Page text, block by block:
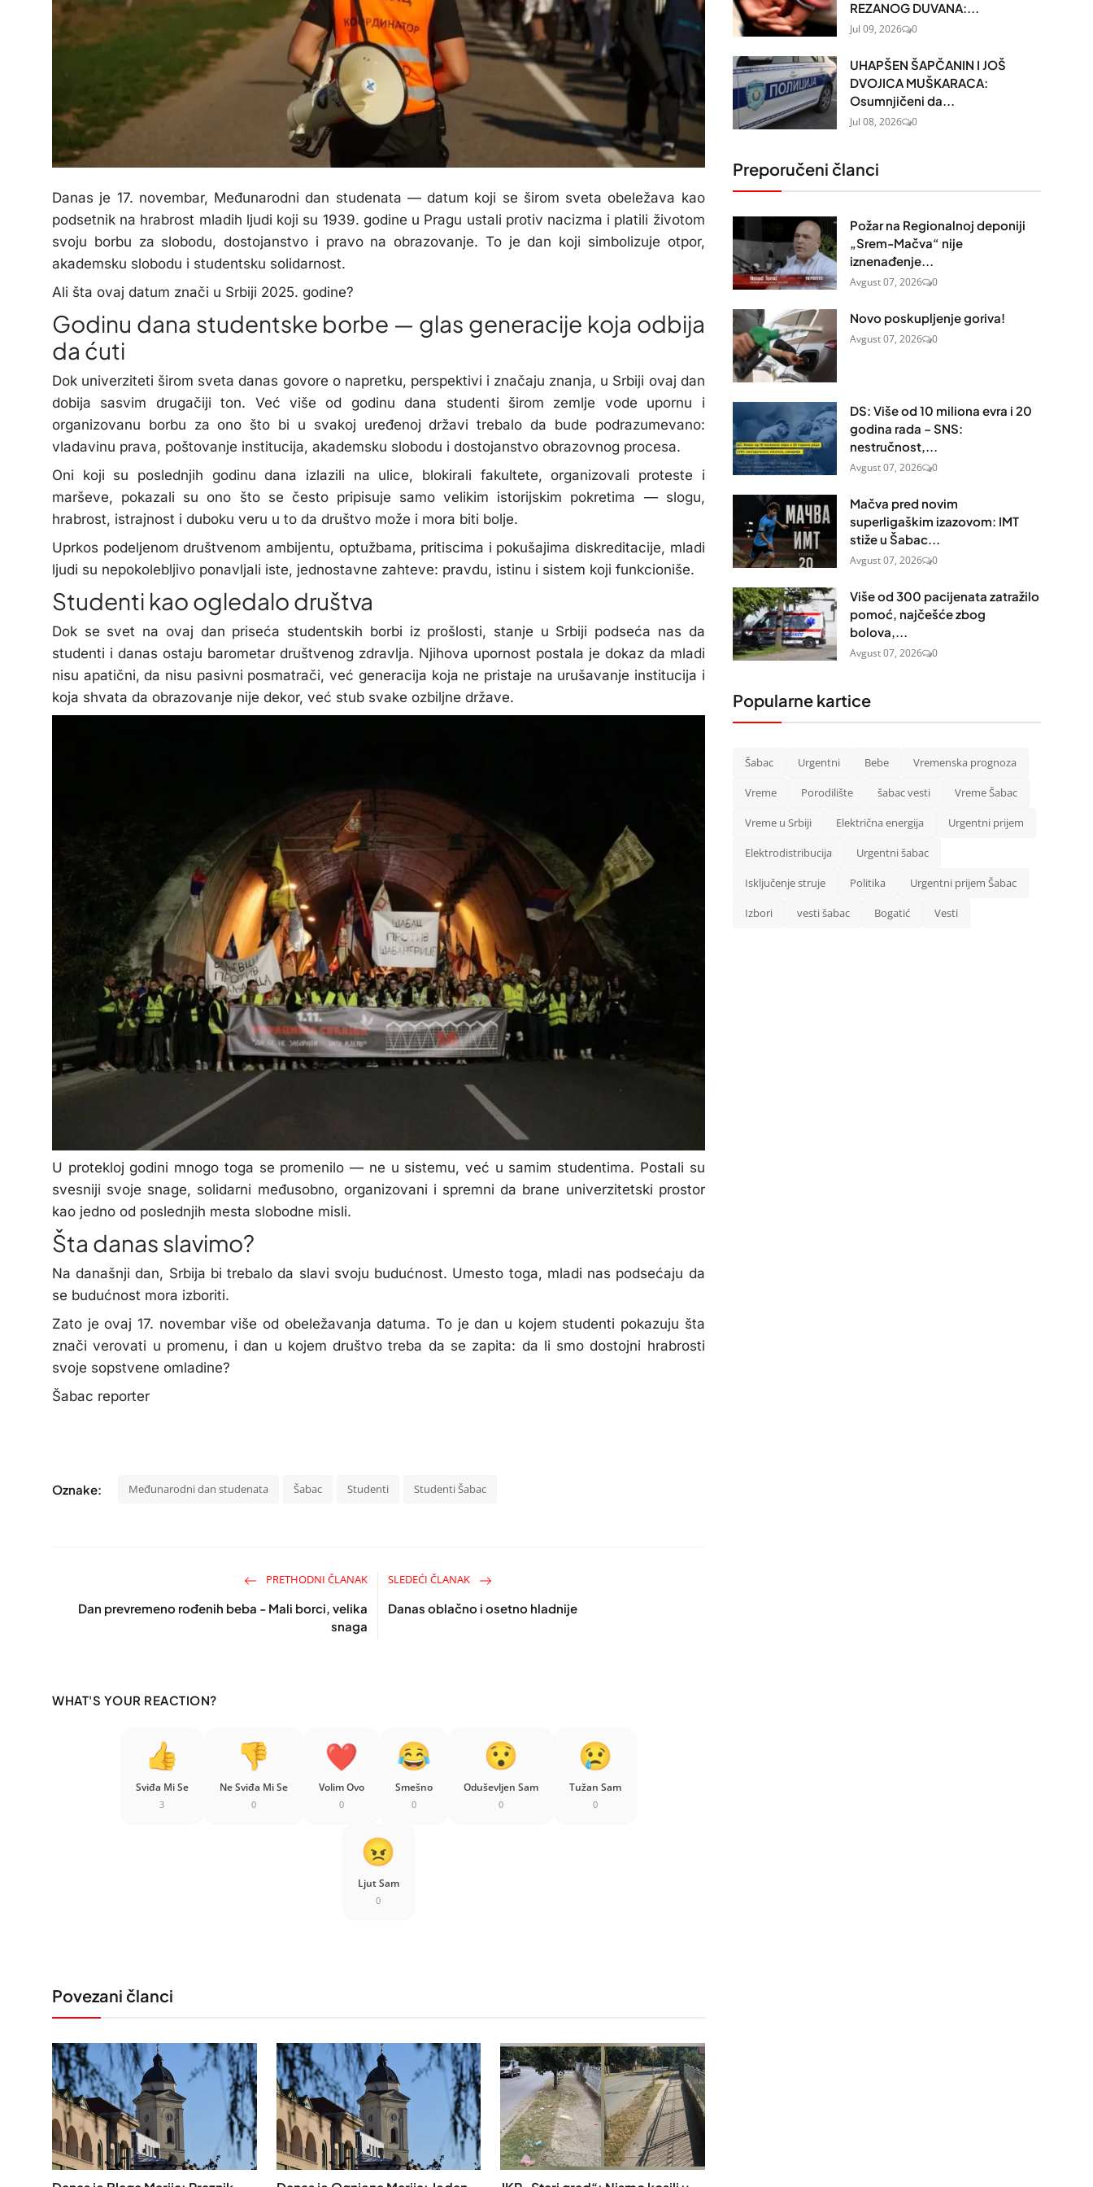
Danas je 17. novembar, Međunarodni dan studenata — datum koji se širom sveta obeležava kao
podsetnik na hrabrost mladih ljudi koji su 1939. godine u Pragu ustali protiv nacizma i platili životom
svoju borbu za slobodu, dostojanstvo i pravo na obrazovanje. To je dan koji simbolizuje otpor,
akademsku slobodu i studentsku solidarnost.
Ali šta ovaj datum znači u Srbiji 2025. godine?
Godinu dana studentske borbe — glas generacije koja odbija
da ćuti
Dok univerziteti širom sveta danas govore o napretku, perspektivi i značaju znanja, u Srbiji ovaj dan
dobija sasvim drugačiji ton. Već više od godinu dana studenti širom zemlje vode upornu i
organizovanu borbu za ono što bi u svakoj uređenoj državi trebalo da bude podrazumevano:
vladavinu prava, poštovanje institucija, akademsku slobodu i dostojanstvo obrazovnog procesa.
Oni koji su poslednjih godinu dana izlazili na ulice, blokirali fakultete, organizovali proteste i
marševe, pokazali su ono što se često pripisuje samo velikim istorijskim pokretima — slogu,
hrabrost, istrajnost i duboku veru u to da društvo može i mora biti bolje.
Uprkos podeljenom društvenom ambijentu, optužbama, pritiscima i pokušajima diskreditacije, mladi
ljudi su nepokolebljivo ponavljali iste, jednostavne zahteve: pravdu, istinu i sistem koji funkcioniše.
Studenti kao ogledalo društva
Dok se svet na ovaj dan priseća studentskih borbi iz prošlosti, stanje u Srbiji podseća nas da
studenti i danas ostaju barometar društvenog zdravlja. Njihova upornost postala je dokaz da mladi
nisu apatični, da nisu pasivni posmatrači, već generacija koja ne pristaje na urušavanje institucija i
koja shvata da obrazovanje nije dekor, već stub svake ozbiljne države.
U protekloj godini mnogo toga se promenilo — ne u sistemu, već u samim studentima. Postali su
svesniji svoje snage, solidarni međusobno, organizovani i spremni da brane univerzitetski prostor
kao jedno od poslednjih mesta slobodne misli.
Šta danas slavimo?
Na današnji dan, Srbija bi trebalo da slavi svoju budućnost. Umesto toga, mladi nas podsećaju da
se budućnost mora izboriti.
Zato je ovaj 17. novembar više od obeležavanja datuma. To je dan u kojem studenti pokazuju šta
znači verovati u promenu, i dan u kojem društvo treba da se zapita: da li smo dostojni hrabrosti
svoje sopstvene omladine?
Šabac reporter
Oznake: Međunarodni dan studenata Šabac Studenti Studenti Šabac
PRETHODNI ČLANAK
Dan prevremeno rođenih beba - Mali borci, velika
snaga
SLEDEĆI ČLANAK
Danas oblačno i osetno hladnije
WHAT'S YOUR REACTION?
Sviđa Mi Se
3
Ne Sviđa Mi Se
0
Volim Ovo
0
Smešno
0
Oduševljen Sam
0
Tužan Sam
0
Ljut Sam
0
Povezani članci
REZANOG DUVANA:...
Jul 09, 2026 0
UHAPŠEN ŠAPČANIN I JOŠ
DVOJICA MUŠKARACA:
Osumnjičeni da...
Jul 08, 2026 0
Preporučeni članci
Požar na Regionalnoj deponiji
„Srem-Mačva“ nije
iznenađenje...
Avgust 07, 2026 0
Novo poskupljenje goriva!
Avgust 07, 2026 0
DS: Više od 10 miliona evra i 20
godina rada – SNS:
nestručnost,...
Avgust 07, 2026 0
Mačva pred novim
superligaškim izazovom: IMT
stiže u Šabac...
Avgust 07, 2026 0
Više od 300 pacijenata zatražilo
pomoć, najčešće zbog
bolova,...
Avgust 07, 2026 0
Popularne kartice
Šabac Urgentni Bebe Vremenska prognoza
Vreme Porodilište šabac vesti Vreme Šabac
Vreme u Srbiji Električna energija Urgentni prijem
Elektrodistribucija Urgentni šabac
Isključenje struje Politika Urgentni prijem Šabac
Izbori vesti šabac Bogatić Vesti